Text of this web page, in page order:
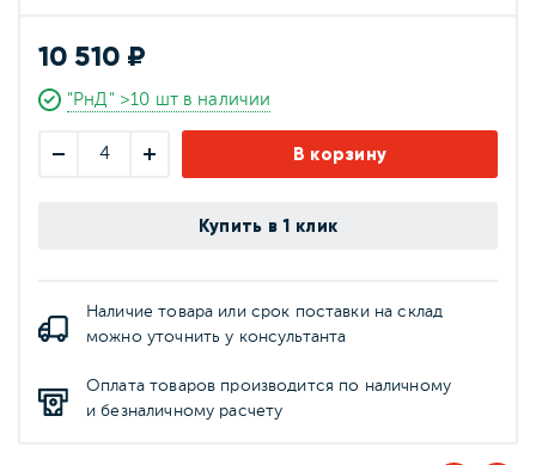
10 510 ₽
"РнД" >10 шт в наличии
В корзину
Купить в 1 клик
Наличие товара или срок поставки на склад
можно уточнить у консультанта
Оплата товаров производится по наличному
и безналичному расчету